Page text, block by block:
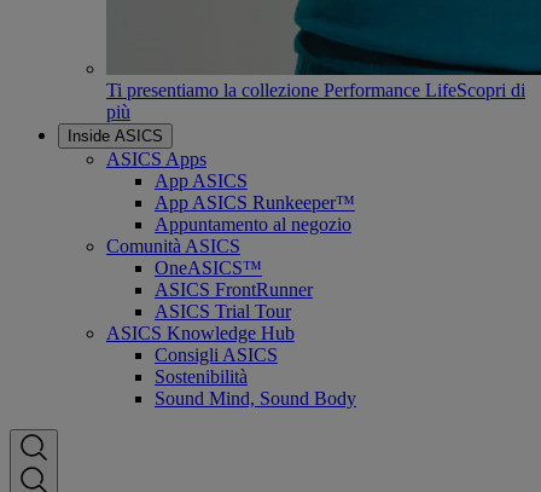
Ti presentiamo la collezione Performance LifeScopri di
più
Inside ASICS
ASICS Apps
App ASICS
App ASICS Runkeeper™
Appuntamento al negozio
Comunità ASICS
OneASICS™
ASICS FrontRunner
ASICS Trial Tour
ASICS Knowledge Hub
Consigli ASICS
Sostenibilità
Sound Mind, Sound Body